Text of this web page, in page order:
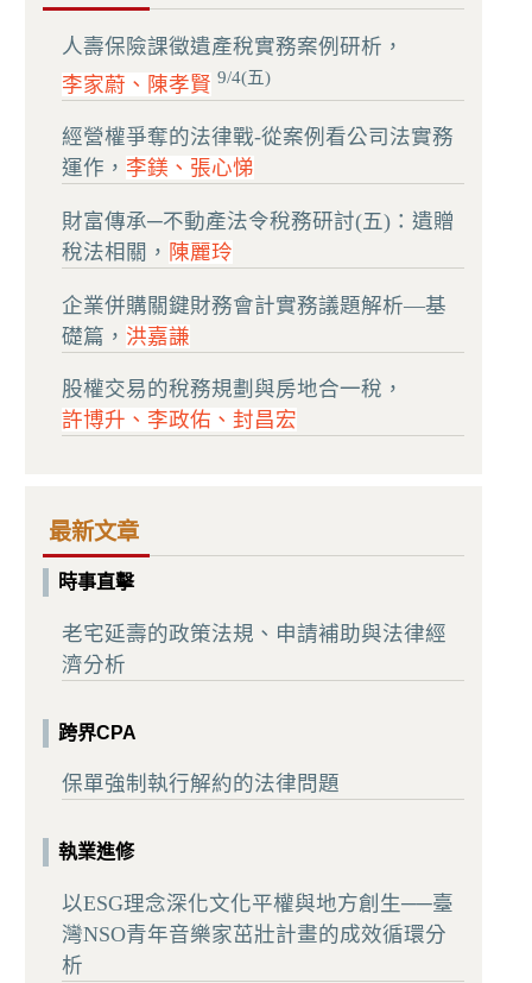
人壽保險課徵遺產稅實務案例研析，
李家蔚、陳孝賢 9/4(五)
經營權爭奪的法律戰-從案例看公司法實務
運作， 李鎂、張心悌
財富傳承─不動產法令稅務研討(五)：遺贈
稅法相關， 陳麗玲
企業併購關鍵財務會計實務議題解析—基
礎篇， 洪嘉謙
股權交易的稅務規劃與房地合一稅，
許博升、李政佑、封昌宏
最新文章
時事直擊
老宅延壽的政策法規、申請補助與法律經
濟分析
跨界CPA
保單強制執行解約的法律問題
執業進修
以ESG理念深化文化平權與地方創生──臺
灣NSO青年音樂家茁壯計畫的成效循環分
析